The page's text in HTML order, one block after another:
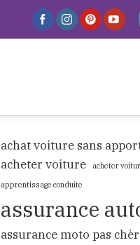
achat voiture sans
acheter voiture
acheter
apprentissage conduite
assurance
assurance moto pas